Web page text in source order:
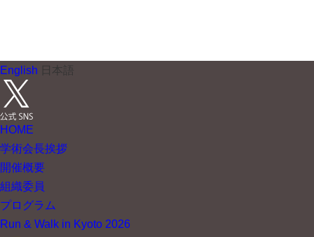
English 日本語
HOME
学術会長挨拶
開催概要
組織委員
プログラム
Run & Walk in Kyoto 2026